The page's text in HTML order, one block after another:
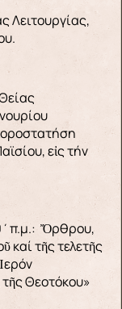
Λειτουργίας,
εἰς τήν
Ὄρθρου,
καί τῆς τελετῆς
Θεοτόκου»